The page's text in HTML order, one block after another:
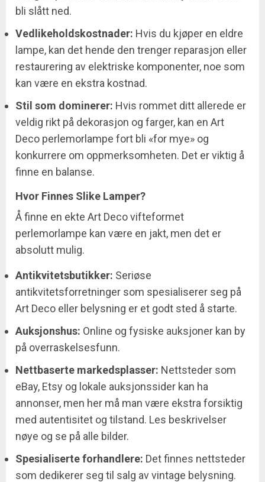
bli slått ned.
Vedlikeholdskostnader: Hvis du kjøper en eldre
lampe, kan det hende den trenger reparasjon eller
restaurering av elektriske komponenter, noe som
kan være en ekstra kostnad.
Stil som dominerer: Hvis rommet ditt allerede er
veldig rikt på dekorasjon og farger, kan en Art
Deco perlemorlampe fort bli «for mye» og
konkurrere om oppmerksomheten. Det er viktig å
finne en balanse.
Hvor Finnes Slike Lamper?
Å finne en ekte Art Deco vifteformet
perlemorlampe kan være en jakt, men det er
absolutt mulig.
Antikvitetsbutikker: Seriøse
antikvitetsforretninger som spesialiserer seg på
Art Deco eller belysning er et godt sted å starte.
Auksjonshus: Online og fysiske auksjoner kan by
på overraskelsesfunn.
Nettbaserte markedsplasser: Nettsteder som
eBay, Etsy og lokale auksjonssider kan ha
annonser, men her må man være ekstra forsiktig
med autentisitet og tilstand. Les beskrivelser
nøye og se på alle bilder.
Spesialiserte forhandlere: Det finnes nettsteder
som dedikerer seg til salg av vintage belysning.